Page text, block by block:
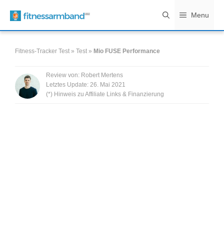
Inhalt
springen
Menu
Fitness-Tracker Test » Test » Mio FUSE Performance
Review von: Robert Mertens
Letztes Update: 26. Mai 2021
(*) Hinweis zu Affiliate Links & Finanzierung